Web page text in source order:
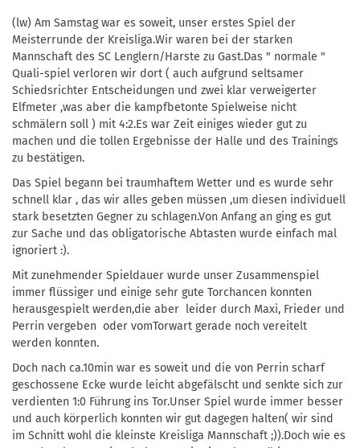
(lw) Am Samstag war es soweit, unser erstes Spiel der
Meisterrunde der Kreisliga.Wir waren bei der starken
Mannschaft des SC Lenglern/Harste zu Gast.Das " normale "
Quali-spiel verloren wir dort ( auch aufgrund seltsamer
Schiedsrichter Entscheidungen und zwei klar verweigerter
Elfmeter ,was aber die kampfbetonte Spielweise nicht
schmälern soll ) mit 4:2.Es war Zeit einiges wieder gut zu
machen und die tollen Ergebnisse der Halle und des Trainings
zu bestätigen.
Das Spiel begann bei traumhaftem Wetter und es wurde sehr
schnell klar , das wir alles geben müssen ,um diesen individuell
stark besetzten Gegner zu schlagen.Von Anfang an ging es gut
zur Sache und das obligatorische Abtasten wurde einfach mal
ignoriert :).
Mit zunehmender Spieldauer wurde unser Zusammenspiel
immer flüssiger und einige sehr gute Torchancen konnten
herausgespielt werden,die aber leider durch Maxi, Frieder und
Perrin vergeben oder vomTorwart gerade noch vereitelt
werden konnten.
Doch nach ca.10min war es soweit und die von Perrin scharf
geschossene Ecke wurde leicht abgefälscht und senkte sich zur
verdienten 1:0 Führung ins Tor.Unser Spiel wurde immer besser
und auch körperlich konnten wir gut dagegen halten( wir sind
im Schnitt wohl die kleinste Kreisliga Mannschaft ;)).Doch wie es